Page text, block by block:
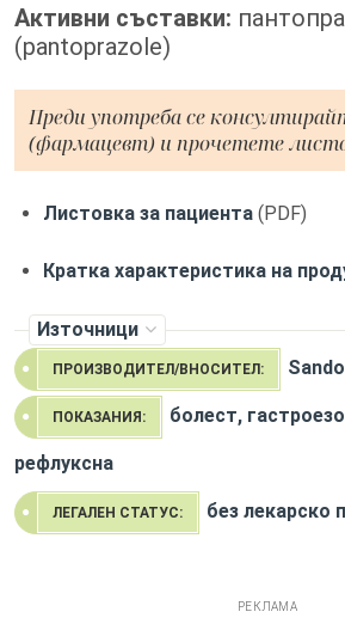
Активни съставки:
(pantoprazole)
Преди употреба се
(фармацевт) и прочетете
Листовка за пациента (PDF)
Кратка характеристика на
Източници
ПРОИЗВОДИТЕЛ/ВНОСИТЕЛ:
ПОКАЗАНИЯ: болест,
рефлуксна
ЛЕГАЛЕН СТАТУС: без лекарско
РЕКЛАМА